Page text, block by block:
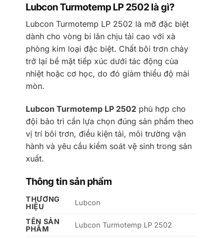
Lubcon Turmotemp LP 2502 là gì?
Lubcon Turmotemp LP 2502 là mỡ đặc biệt
dành cho vòng bi lăn chịu tải cao với xà
phòng kim loại đặc biệt. Chất bôi trơn chảy
trở lại bề mặt tiếp xúc dưới tác động của
nhiệt hoặc cơ học, do đó giảm thiểu độ mài
mòn.
Lubcon Turmotemp LP 2502phù hợp cho
đội bảo trì cần lựa chọn đúng sản phẩm theo
vị trí bôi trơn, điều kiện tải, môi trường vận
hành và yêu cầu kiểm soát vệ sinh trong sản
xuất.
Thông tin sản phẩm
THƯƠNG
HIỆU
Lubcon
TÊN SẢN
PHẨM
Lubcon Turmotemp LP 2502